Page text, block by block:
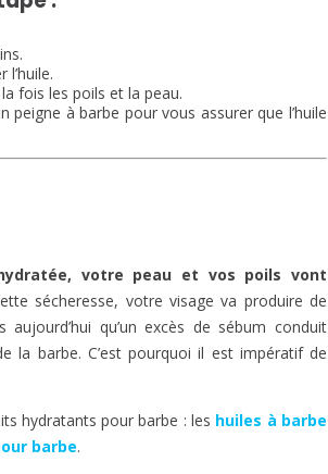
fois les poils et la peau.
à barbe pour vous assurer que l’huile
votre peau et vos poils vont
sécheresse, votre visage va produire de
qu’un excès de sébum conduit
la barbe. C’est pourquoi il est impératif de
hydratants pour barbe : les huiles à barbe
barbe.